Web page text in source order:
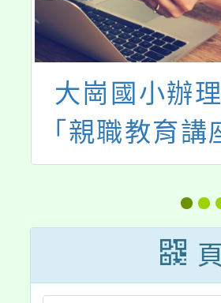
大崗國小辦理
「親職教育講
～做一個讓孩
願意談話的
母」，歡迎本
教師、家長及